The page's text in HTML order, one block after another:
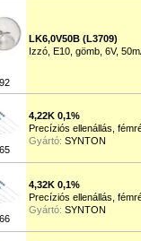
LK6,0V50B (L3709)
Izzó, E10, gömb, 6V,
4,22K 0,1%
Precíziós ellenállás,
Gyártó: SYNTON
4,32K 0,1%
Precíziós ellenállás,
Gyártó: SYNTON